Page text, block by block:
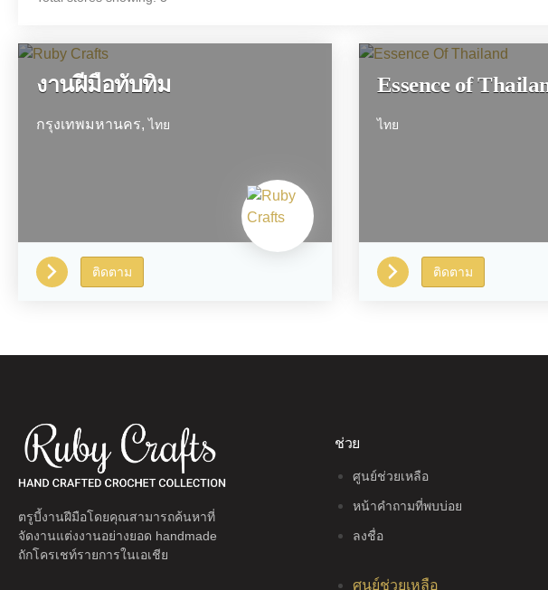
งานฝีมือทับทิม
กรุงเทพมหานคร, ไทย
ติดตาม
Essence of
ไทย
ติดตาม
ตรูบี้งานฝีมือโดยคุณสามารถค้นหาที่
จัดงานแต่งงานอย่างยอด handmade
ถักโครเชท์รายการในเอเชีย
ช่วย
ศูนย์ช่วยเหลือ
หน้าคำถามที่พบบ่อย
ลงชื่อ
ศูนย์ช่วยเหลือ